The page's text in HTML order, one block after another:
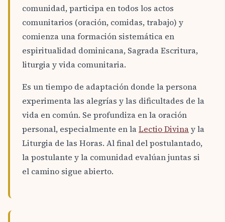
comunidad, participa en todos los actos
comunitarios (oración, comidas, trabajo) y
comienza una formación sistemática en
espiritualidad dominicana, Sagrada Escritura,
liturgia y vida comunitaria.
Es un tiempo de adaptación donde la persona
experimenta las alegrías y las dificultades de la
vida en común. Se profundiza en la oración
personal, especialmente en laLectio Divinay la
Liturgia de las Horas. Al final del postulantado,
la postulante y la comunidad evalúan juntas si
el camino sigue abierto.